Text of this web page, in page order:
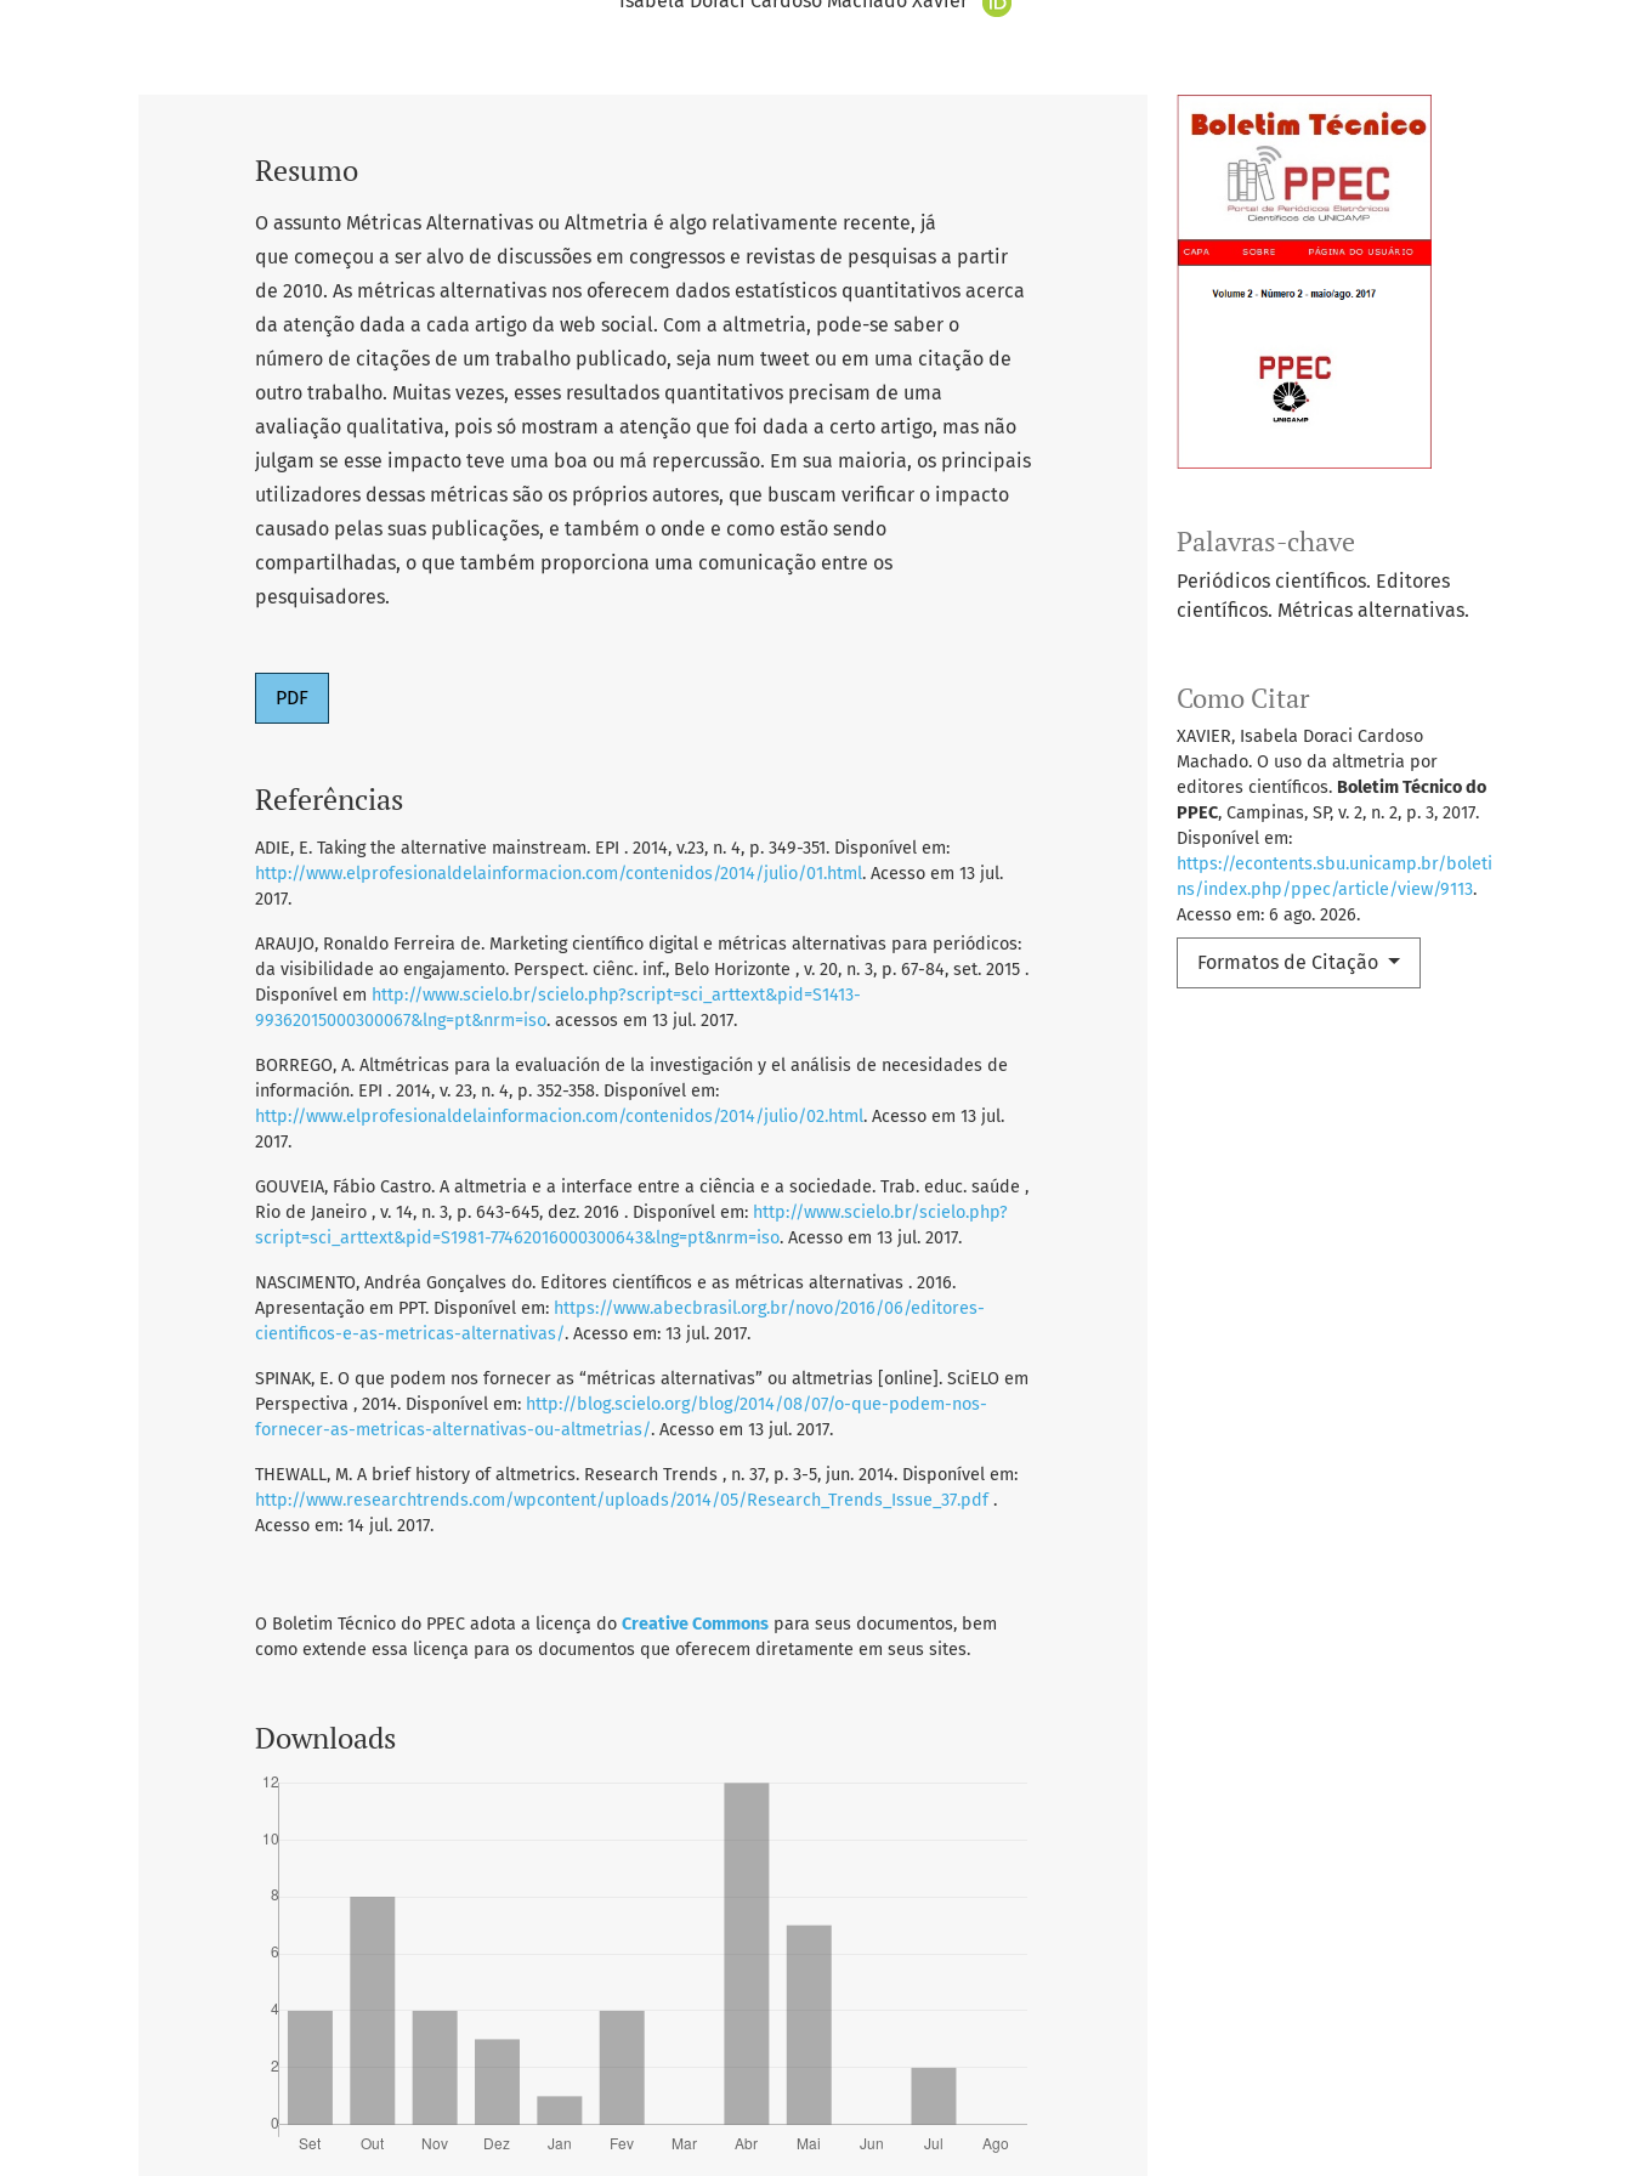
Palavras-chave
Periódicos científicos. Editores
científicos. Métricas alternativas.
Como Citar
XAVIER, Isabela Doraci Cardoso
Machado. O uso da altmetria por
editores científicos. Boletim Técnico do
PPEC, Campinas, SP, v. 2, n. 2, p. 3, 2017.
Disponível em:
https://econtents.sbu.unicamp.br/boleti
ns/index.php/ppec/article/view/9113.
Acesso em: 6 ago. 2026.
Formatos de Citação
Resumo
O assunto Métricas Alternativas ou Altmetria é algo relativamente recente, já
que começou a ser alvo de discussões em congressos e revistas de pesquisas a partir
de 2010. As métricas alternativas nos oferecem dados estatísticos quantitativos acerca
da atenção dada a cada artigo da web social. Com a altmetria, pode-se saber o
número de citações de um trabalho publicado, seja num tweet ou em uma citação de
outro trabalho. Muitas vezes, esses resultados quantitativos precisam de uma
avaliação qualitativa, pois só mostram a atenção que foi dada a certo artigo, mas não
julgam se esse impacto teve uma boa ou má repercussão. Em sua maioria, os principais
utilizadores dessas métricas são os próprios autores, que buscam verificar o impacto
causado pelas suas publicações, e também o onde e como estão sendo
compartilhadas, o que também proporciona uma comunicação entre os
pesquisadores.
PDF
Referências
ADIE, E. Taking the alternative mainstream. EPI . 2014, v.23, n. 4, p. 349-351. Disponível em:
http://www.elprofesionaldelainformacion.com/contenidos/2014/julio/01.html. Acesso em 13 jul.
2017.
ARAUJO, Ronaldo Ferreira de. Marketing científico digital e métricas alternativas para periódicos:
da visibilidade ao engajamento. Perspect. ciênc. inf., Belo Horizonte , v. 20, n. 3, p. 67-84, set. 2015 .
Disponível em http://www.scielo.br/scielo.php?script=sci_arttext&pid=S1413-
99362015000300067&lng=pt&nrm=iso. acessos em 13 jul. 2017.
BORREGO, A. Altmétricas para la evaluación de la investigación y el análisis de necesidades de
información. EPI . 2014, v. 23, n. 4, p. 352-358. Disponível em:
http://www.elprofesionaldelainformacion.com/contenidos/2014/julio/02.html. Acesso em 13 jul.
2017.
GOUVEIA, Fábio Castro. A altmetria e a interface entre a ciência e a sociedade. Trab. educ. saúde ,
Rio de Janeiro , v. 14, n. 3, p. 643-645, dez. 2016 . Disponível em: http://www.scielo.br/scielo.php?
script=sci_arttext&pid=S1981-77462016000300643&lng=pt&nrm=iso. Acesso em 13 jul. 2017.
NASCIMENTO, Andréa Gonçalves do. Editores científicos e as métricas alternativas . 2016.
Apresentação em PPT. Disponível em: https://www.abecbrasil.org.br/novo/2016/06/editores-
cientificos-e-as-metricas-alternativas/. Acesso em: 13 jul. 2017.
SPINAK, E. O que podem nos fornecer as “métricas alternativas” ou altmetrias [online]. SciELO em
Perspectiva , 2014. Disponível em: http://blog.scielo.org/blog/2014/08/07/o-que-podem-nos-
fornecer-as-metricas-alternativas-ou-altmetrias/. Acesso em 13 jul. 2017.
THEWALL, M. A brief history of altmetrics. Research Trends , n. 37, p. 3-5, jun. 2014. Disponível em:
http://www.researchtrends.com/wpcontent/uploads/2014/05/Research_Trends_Issue_37.pdf.
Acesso em: 14 jul. 2017.
O Boletim Técnico do PPEC adota a licença do Creative Commons para seus documentos, bem
como extende essa licença para os documentos que oferecem diretamente em seus sites.
Downloads